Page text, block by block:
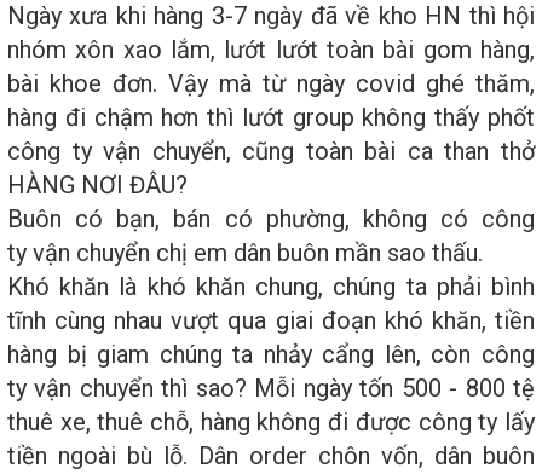
Ngày xưa khi hàng 3-7 ngày đã về kho HN thì hội
nhóm xôn xao lắm, lướt lướt toàn bài gom hàng,
bài khoe đơn. Vậy mà từ ngày covid ghé thăm,
hàng đi chậm hơn thì lướt group không thấy phốt
công ty vận chuyển, cũng toàn bài ca than thở
HÀNG NƠI ĐÂU?
Buôn có bạn, bán có phường, không có công
ty vận chuyển chị em dân buôn mần sao thấu.
Khó khăn là khó khăn chung, chúng ta phải bình
tĩnh cùng nhau vượt qua giai đoạn khó khăn, tiền
hàng bị giam chúng ta nhảy cẩng lên, còn công
ty vận chuyển thì sao? Mỗi ngày tốn 500 - 800 tệ
thuê xe, thuê chỗ, hàng không đi được công ty lấy
tiền ngoài bù lỗ. Dân order chôn vốn, dân buôn